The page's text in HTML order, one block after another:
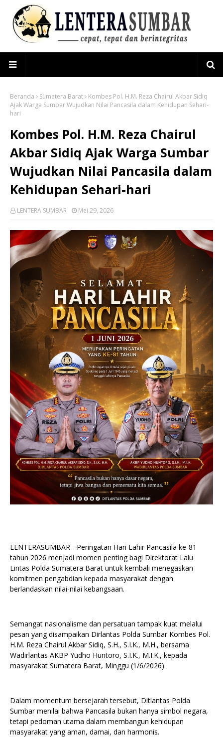
Beranda Sumatera Barat
Kombes Pol. H.M. Reza Chairul Akbar Sidiq
Ajak Warga Sumbar Wujudkan Nilai Pancasila dalam Kehidupan Sehari-
hari
Kombes Pol. H.M. Reza Chairul
Akbar Sidiq Ajak Warga Sumbar
Wujudkan Nilai Pancasila dalam
Kehidupan Sehari-hari
LENTERA SUMBAR Mei 29, 2026
LENTERASUMBAR - Peringatan Hari Lahir Pancasila ke-81
tahun 2026 menjadi momen penting bagi Direktorat Lalu
Lintas Polda Sumatera Barat untuk kembali menegaskan
komitmen pengabdian kepada masyarakat dengan
berlandaskan nilai-nilai kebangsaan.
Semangat nasionalisme dan persatuan tampak kuat melalui
pesan yang disampaikan Dirlantas Polda Sumbar Kombes Pol.
H.M. Reza Chairul Akbar Sidiq, S.H., S.I.K., M.H., bersama
Wadirlantas AKBP Yudho Huntoro, S.I.K., M.I.K., kepada
masyarakat Sumatera Barat, Minggu (1/6/2026).
Dalam momentum bersejarah tersebut, Ditlantas Polda
Sumbar menilai bahwa Pancasila bukan hanya simbol negara,
tetapi pedoman utama dalam membangun kehidupan
masyarakat yang aman, damai, dan harmonis.